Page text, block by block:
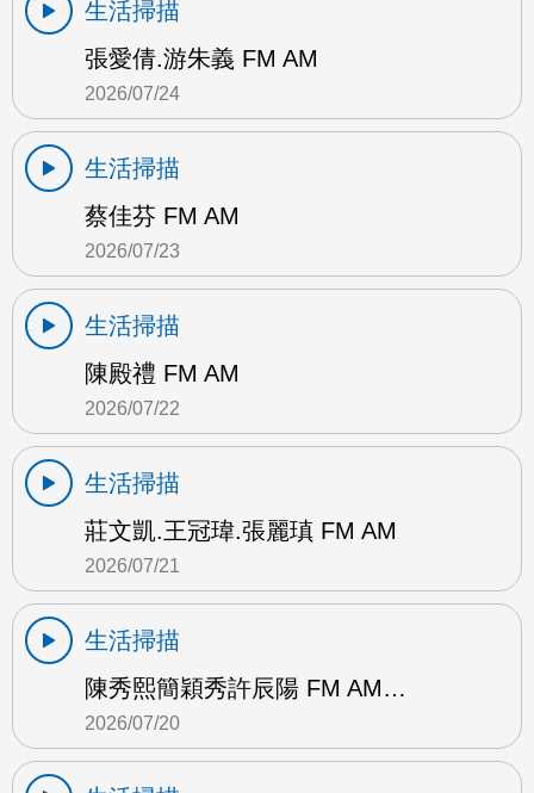
生活掃描
張愛倩.游朱義 FM AM
2026/07/24
生活掃描
蔡佳芬 FM AM
2026/07/23
生活掃描
陳殿禮 FM AM
2026/07/22
生活掃描
莊文凱.王冠瑋.張麗瑱 FM AM
2026/07/21
生活掃描
陳秀熙簡穎秀許辰陽 FM AM…
2026/07/20